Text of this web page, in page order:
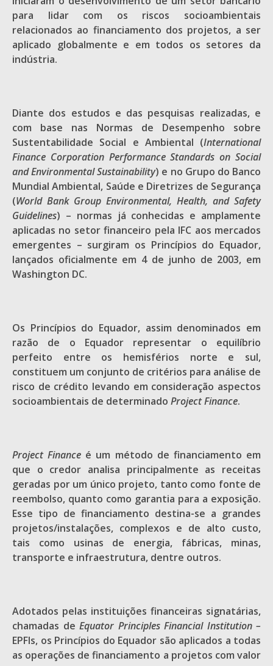
para lidar com os riscos socioambientais
relacionados ao financiamento dos projetos, a ser
aplicado globalmente e em todos os setores da
indústria.
Diante dos estudos e das pesquisas realizadas, e
com base nas Normas de Desempenho sobre
Sustentabilidade Social e Ambiental (International
Finance Corporation Performance Standards on Social
and Environmental Sustainability) e no Grupo do Banco
Mundial Ambiental, Saúde e Diretrizes de Segurança
(World Bank Group Environmental, Health, and Safety
Guidelines) – normas já conhecidas e amplamente
aplicadas no setor financeiro pela IFC aos mercados
emergentes – surgiram os Princípios do Equador,
lançados oficialmente em 4 de junho de 2003, em
Washington DC.
Os Princípios do Equador, assim denominados em
razão de o Equador representar o equilíbrio
perfeito entre os hemisférios norte e sul,
constituem um conjunto de critérios para análise de
risco de crédito levando em consideração aspectos
socioambientais de determinado Project Finance.
Project Finance é um método de financiamento em
que o credor analisa principalmente as receitas
geradas por um único projeto, tanto como fonte de
reembolso, quanto como garantia para a exposição.
Esse tipo de financiamento destina-se a grandes
projetos/instalações, complexos e de alto custo,
tais como usinas de energia, fábricas, minas,
transporte e infraestrutura, dentre outros.
Adotados pelas instituições financeiras signatárias,
chamadas de Equator Principles Financial Institution –
EPFIs, os Princípios do Equador são aplicados a todas
as operações de financiamento a projetos com valor